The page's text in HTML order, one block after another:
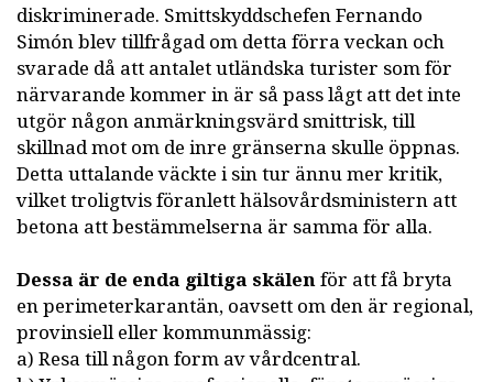
diskriminerade. Smittskyddschefen Fernando
Simón blev tillfrågad om detta förra veckan och
svarade då att antalet utländska turister som för
närvarande kommer in är så pass lågt att det inte
utgör någon anmärkningsvärd smittrisk, till
skillnad mot om de inre gränserna skulle öppnas.
Detta uttalande väckte i sin tur ännu mer kritik,
vilket troligtvis föranlett hälsovårdsministern att
betona att bestämmelserna är samma för alla.
Dessa är de enda giltiga skälenför att få bryta
en perimeterkarantän, oavsett om den är regional,
provinsiell eller kommunmässig:
a) Resa till någon form av vårdcentral.